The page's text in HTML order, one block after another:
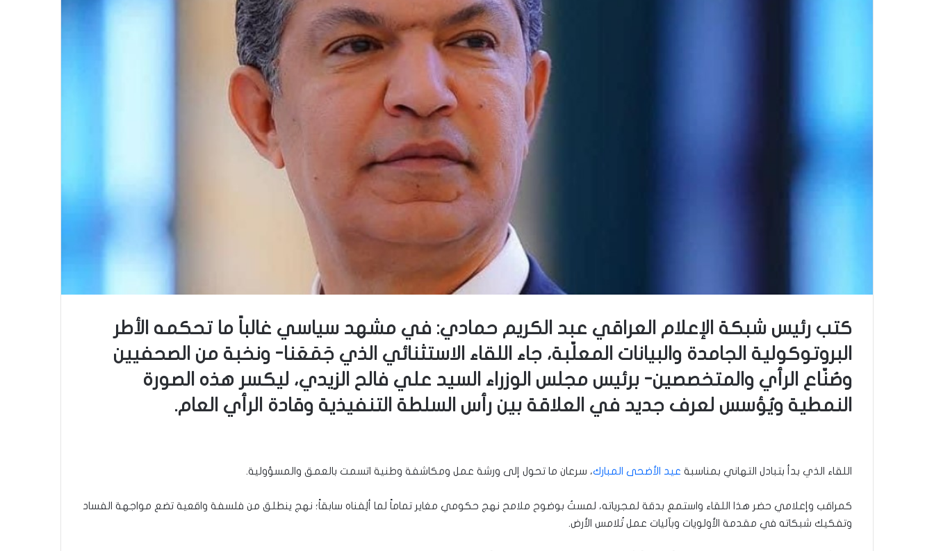
كتب رئيس شبكة الإعلام العراقي عبد الكريم حمادي: في مشهد سياسي غالباً ما تحكمه الأطر
البروتوكولية الجامدة والبيانات المعلّبة، جاء اللقاء الاستثنائي الذي جَمَعَنا- ونخبة من الصحفيين
وصُنّاع الرأي والمتخصصين- برئيس مجلس الوزراء السيد علي فالح الزيدي، ليكسر هذه الصورة
النمطية ويُؤسس لعرف جديد في العلاقة بين رأس السلطة التنفيذية وقادة الرأي العام.
اللقاء الذي بدأ بتبادل التهاني بمناسبة عيد الأضحى المبارك، سرعان ما تحول إلى ورشة عمل ومكاشفة وطنية اتسمت بالعمق والمسؤولية.
كمراقب وإعلامي حضر هذا اللقاء واستمع بدقة لمجرياته، لمستُ بوضوح ملامح نهج حكومي مغاير تماماً لما ألِفناه سابقاً؛ نهج ينطلق من فلسفة واقعية تضع مواجهة الفساد
وتفكيك شبكاته في مقدمة الأولويات وبآليات عمل تُلامس الأرض.